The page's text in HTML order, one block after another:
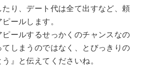
り、デート代は全て出すなど、頼
ールします。
ールするせっかくのチャンスなの
しまうのではなく、とびっきりの
』と伝えてくださいね。